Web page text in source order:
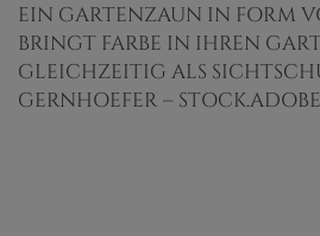
EIN GARTENZAUN IN FORM
BRINGT FARBE IN IHREN
GLEICHZEITIG ALS
GERNHOEFER –